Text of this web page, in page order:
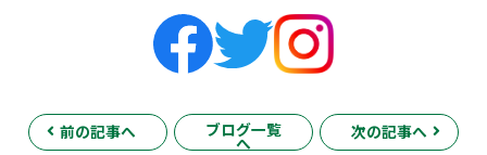
前の記事へ ブログ一覧
へ
次の記事へ